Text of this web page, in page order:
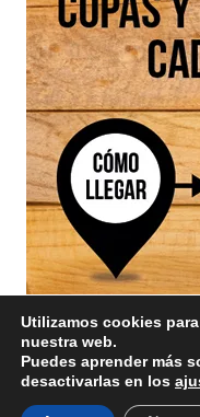
Utilizamos cookies
nuestra web.
Puedes aprender más
desactivarlas en los